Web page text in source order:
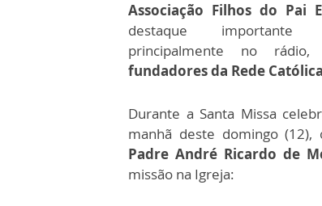
Associação Filhos do Pai
destaque importante
principalmente no
fundadores da Rede
Durante a Santa Missa
manhã deste domingo (12),
Padre André Ricardo de
missão na Igreja: